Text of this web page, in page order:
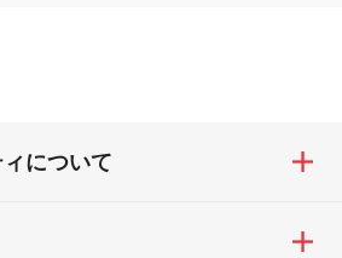
について